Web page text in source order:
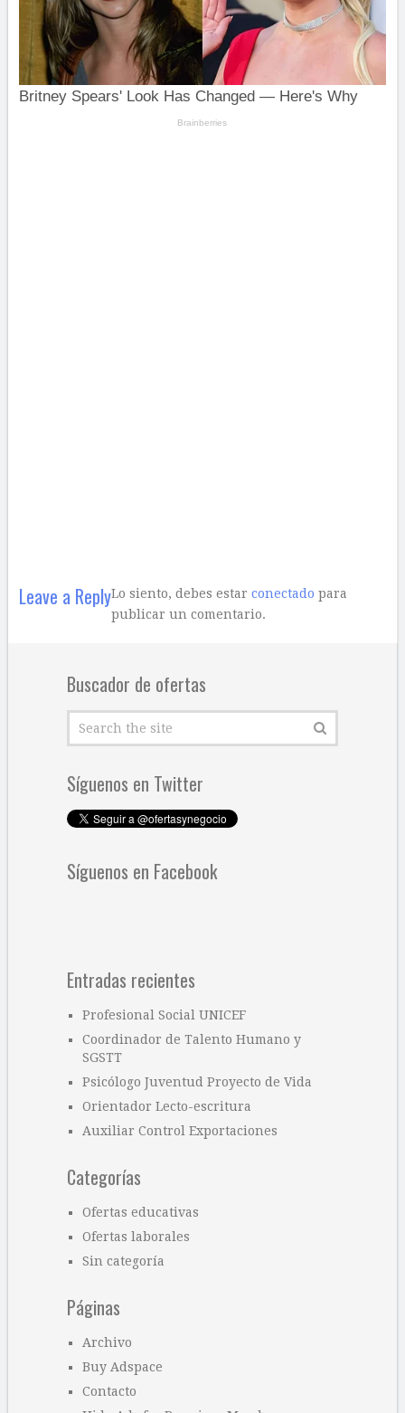
Leave a ReplyLo siento, debes estar conectado para
publicar un comentario.
Buscador de ofertas
Síguenos en Twitter
Síguenos en Facebook
Entradas recientes
Profesional Social UNICEF
Coordinador de Talento Humano y
SGSTT
Psicólogo Juventud Proyecto de Vida
Orientador Lecto-escritura
Auxiliar Control Exportaciones
Categorías
Ofertas educativas
Ofertas laborales
Sin categoría
Páginas
Archivo
Buy Adspace
Contacto